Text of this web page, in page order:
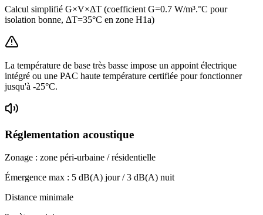
Calcul simplifié G×V×ΔT (coefficient G=0.7 W/m³.°C pour
isolation bonne, ΔT=35°C en zone H1a)
La température de base très basse impose un appoint électrique
intégré ou une PAC haute température certifiée pour fonctionner
jusqu'à -25°C.
Réglementation acoustique
Zonage : zone péri-urbaine / résidentielle
Émergence max : 5 dB(A) jour /3 dB(A) nuit
Distance minimale